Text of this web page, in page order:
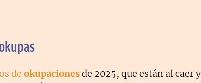
de okupacionesde 2025, que están al caer y